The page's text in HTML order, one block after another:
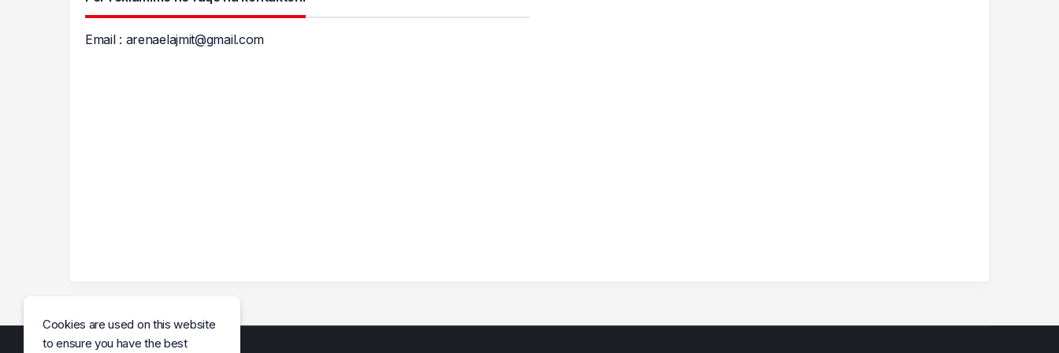
Email : arenaelajmit@gmail.com
Cookies are used on this website
to ensure you have the best